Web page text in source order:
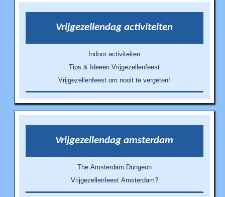
Vrijgezellendag activiteiten
Indoor activiteiten
Tips & Ideeën Vrijgezellenfeest
Vrijgezellenfeest om nooit te vergeten!
Vrijgezellendag amsterdam
The Amsterdam Dungeon
Vrijgezellenfeest Amsterdam?